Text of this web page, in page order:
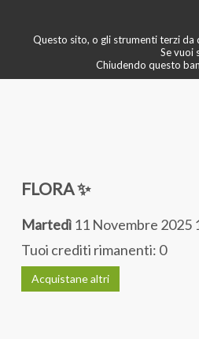
Questo sito, o gli strumenti terzi da
Se vuoi
Chiudendo questo
FLORA ✨
Martedì 11 Novembre 2025
Tuoi crediti rimanenti: 0
Acquistane altri